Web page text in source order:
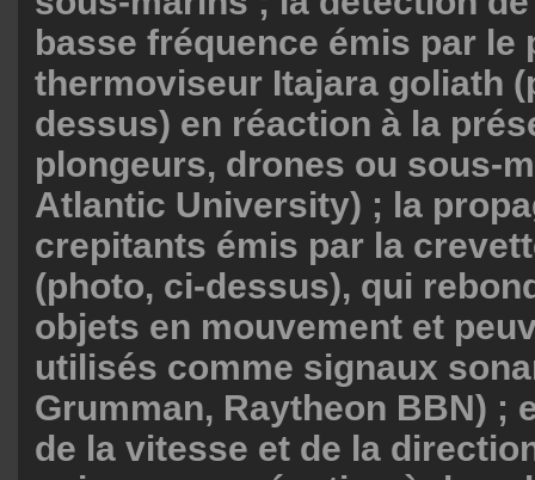
basse fréquence émis par le
thermoviseur Itajara goliath
dessus) en réaction à la
plongeurs, drones ou sous-
Atlantic University) ; la
crepitants émis par la
(photo, ci-dessus), qui
objets en mouvement et
utilisés comme signaux
Grumman, Raytheon BBN) ;
de la vitesse et de la